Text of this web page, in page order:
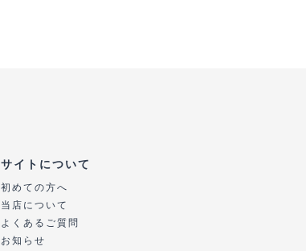
サイトについて
初めての方へ
当店について
よくあるご質問
お知らせ